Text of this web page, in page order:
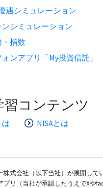
遇シミュレーション
シミュレーション
指数
ンアプリ「My投資信託」
コンテンツ
NISAとは
株式会社（以下当社）が展開して
プリ（当社が承認したうえでXや